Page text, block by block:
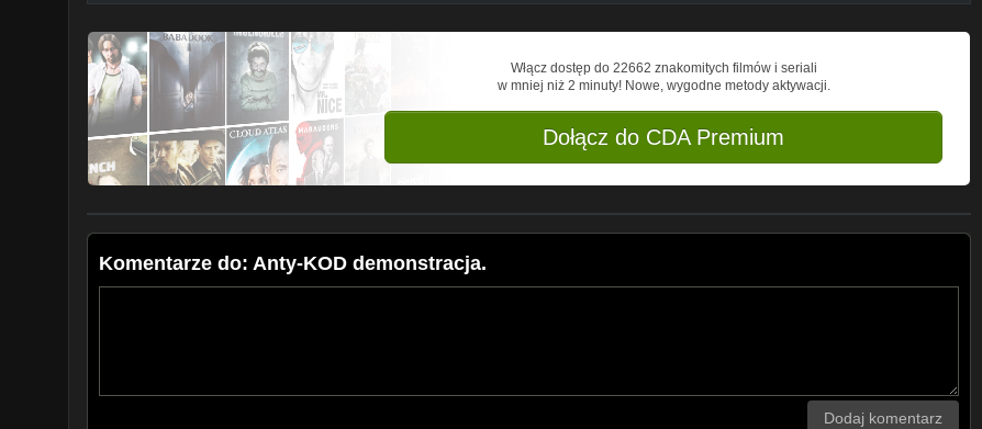
Włącz dostęp do 22662 znakomitych filmów i seriali
w mniej niż 2 minuty! Nowe, wygodne metody aktywacji.
Dołącz do CDA Premium
Komentarze do: Anty-KOD demonstracja.
Dodaj komentarz